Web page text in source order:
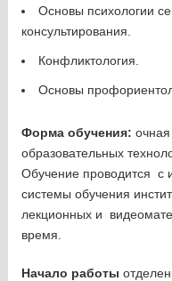
Основы психологии
консультирования.
Конфликтология.
Основы
Форма обучения:
образовательных
Обучение проводится с
системы обучения
лекционных и
время.
Начало работы